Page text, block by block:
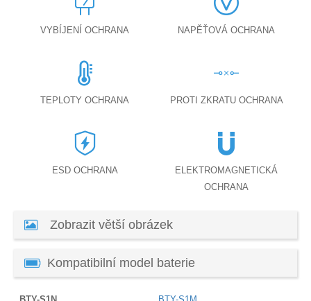
VYBÍJENÍ OCHRANA NAPĚŤOVÁ OCHRANA
TEPLOTY OCHRANA PROTI ZKRATU OCHRANA
ESD OCHRANA
ELEKTROMAGNETICKÁ
OCHRANA
Zobrazit větší obrázek
Kompatibilní model baterie